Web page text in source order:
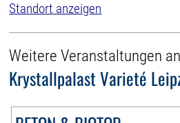
Standort anzeigen
Weitere Veranstaltungen
Krystallpalast Varieté